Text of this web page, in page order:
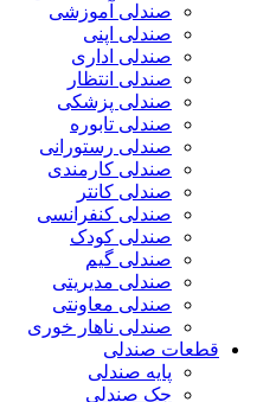
صندلی آموزشی
صندلی اپنی
صندلی اداری
صندلی انتظار
صندلی پزشکی
صندلی تابوره
صندلی رستورانی
صندلی کارمندی
صندلی کانتر
صندلی کنفرانسی
صندلی کودک
صندلی گیم
صندلی مدیریتی
صندلی معاونتی
صندلی ناهار خوری
قطعات صندلی
پایه صندلی
جک صندلی